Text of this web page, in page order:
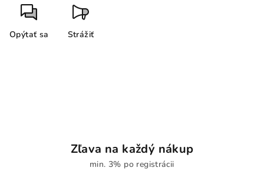
Opýtať sa Strážiť
Zľava na každý nákup
min. 3% po registrácii